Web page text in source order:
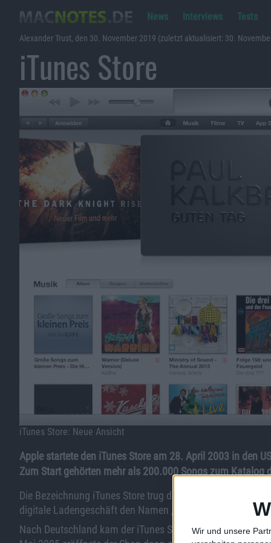
Wir und unsere
News Interviews Tests
Alexander Trust, den 30. November 2019 (zuletzt aktualisiert: 30.
iTunes Store
iTunes Store: Neue Ansicht
Apple startete den iTunes Store am 28. April 2003 in den
Zum Start gehörten mehr als 200.000 Songs zum Katalog
Die Bezeichnung iTunes Store trug der Onlineshop jedoch
digitale Ladengeschäft den Namen „iTunes Music Store“.
Nach Deutschland kam der iTunes Store im Juni 2004.